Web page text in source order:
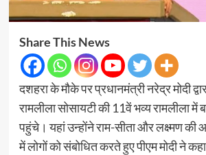
Share This News
दशहरा के मौके पर प्रधानमंत्री नरेद्र मोदी
रामलीला सोसायटी की 11वें भव्य रामलीला में
पहुंचे। यहां उन्होंने राम-सीता और लक्ष्मण की
में लोगों को संबोधित करते हुए पीएम मोदी ने